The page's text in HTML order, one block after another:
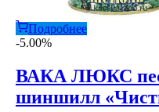
Подробнее
-5.00%
ВАКА ЛЮКС
шиншилл